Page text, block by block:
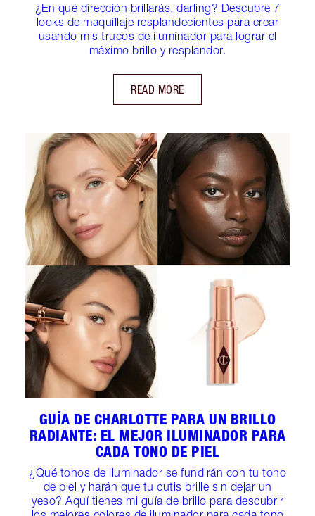
¿En qué dirección brillarás, darling? Descubre 7
looks de maquillaje resplandecientes para crear
usando mis trucos de iluminador para lograr el
máximo brillo y resplandor.
READ MORE
GUÍA DE CHARLOTTE PARA UN BRILLO
RADIANTE: EL MEJOR ILUMINADOR PARA
CADA TONO DE PIEL
¿Qué tonos de iluminador se fundirán con tu tono
de piel y harán que tu cutis brille sin dejar un
yeso? Aquí tienes mi guía de brillo para descubrir